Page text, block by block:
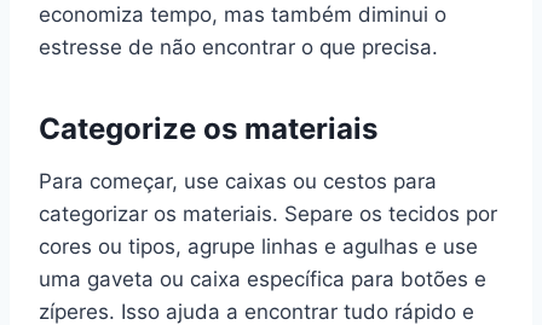
economiza tempo, mas também diminui o
estresse de não encontrar o que precisa.
Categorize os materiais
Para começar, use caixas ou cestos para
categorizar os materiais. Separe os tecidos por
cores ou tipos, agrupe linhas e agulhas e use
uma gaveta ou caixa específica para botões e
zíperes. Isso ajuda a encontrar tudo rápido e